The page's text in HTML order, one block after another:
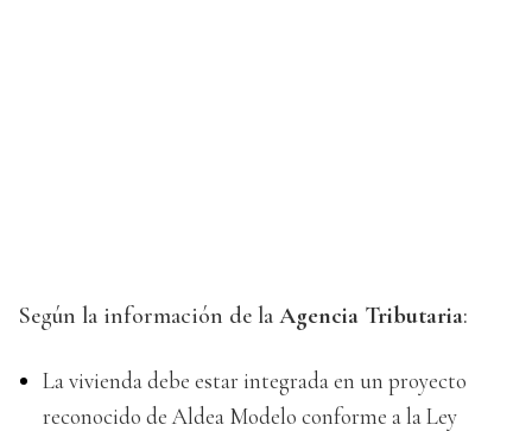
Según la información de la Agencia Tributaria:
La vivienda debe estar integrada en un proyecto
reconocido de Aldea Modelo conforme a la Ley